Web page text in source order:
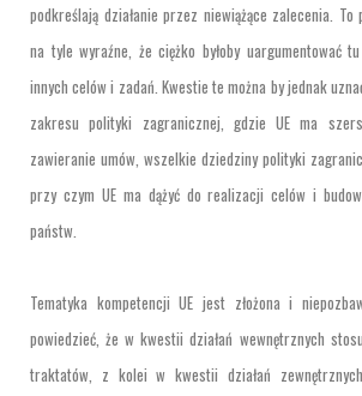
podkreślają działanie przez niewiążące zalecenia. To
na tyle wyraźne, że ciężko byłoby uargumentować
innych celów i zadań. Kwestie te można by jednak
zakresu polityki zagranicznej, gdzie UE ma
zawieranie umów, wszelkie dziedziny polityki
przy czym UE ma dążyć do realizacji celów i
państw.
Tematyka kompetencji UE jest złożona i
powiedzieć, że w kwestii działań wewnętrznych
traktatów, z kolei w kwestii działań